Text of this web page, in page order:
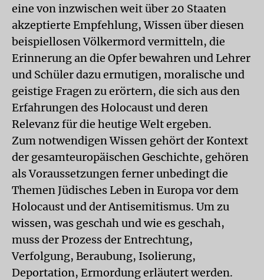
eine von inzwischen weit über 20 Staaten
akzeptierte Empfehlung, Wissen über diesen
beispiellosen Völkermord vermitteln, die
Erinnerung an die Opfer bewahren und Lehrer
und Schüler dazu ermutigen, moralische und
geistige Fragen zu erörtern, die sich aus den
Erfahrungen des Holocaust und deren
Relevanz für die heutige Welt ergeben.
Zum notwendigen Wissen gehört der Kontext
der gesamteuropäischen Geschichte, gehören
als Voraussetzungen ferner unbedingt die
Themen Jüdisches Leben in Europa vor dem
Holocaust und der Antisemitismus. Um zu
wissen, was geschah und wie es geschah,
muss der Prozess der Entrechtung,
Verfolgung, Beraubung, Isolierung,
Deportation, Ermordung erläutert werden.